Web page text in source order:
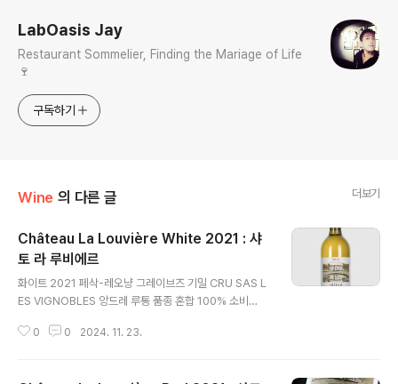
LabOasis Jay
Restaurant Sommelier, Finding the Mariage of Life
🍷
구독하기
Wine 의 다른 글 더보기
Château La Louvière White 2021 : 샤
토 라 루비에르
화이트 2021 페삭-레오냥 그레이브즈 기밀 CRU SAS L
ES VIGNOBLES 앙드레 루통 품종 혼합 100% 소비
포도원의 크기 15헥타르 포도나무의 평균 연령 27세 포
0 0 2024. 11. 23.